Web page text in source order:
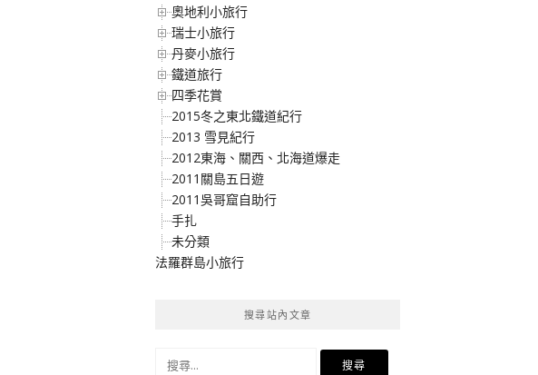
奧地利小旅行
瑞士小旅行
丹麥小旅行
鐵道旅行
四季花賞
2015冬之東北鐵道紀行
2013 雪見紀行
2012東海、關西、北海道爆走
2011關島五日遊
2011吳哥窟自助行
手扎
未分類
法羅群島小旅行
搜尋站內文章